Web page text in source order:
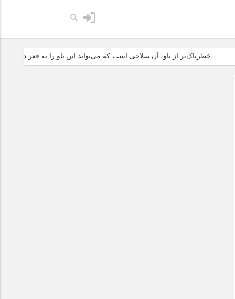
خطرناک‌تر از ناو، آن سلاحی است که می‌تواند این ناو را به قعر دریا فرو ببرد